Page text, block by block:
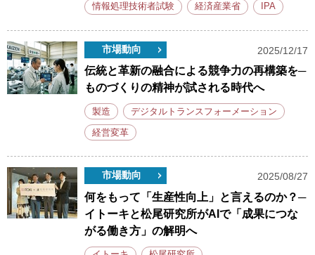
情報処理技術者試験 経済産業省 IPA
市場動向 2025/12/17
伝統と革新の融合による競争力の再構築を─
ものづくりの精神が試される時代へ
製造 デジタルトランスフォーメーション
経営変革
市場動向 2025/08/27
何をもって「生産性向上」と言えるのか？─
イトーキと松尾研究所がAIで「成果につな
がる働き方」の解明へ